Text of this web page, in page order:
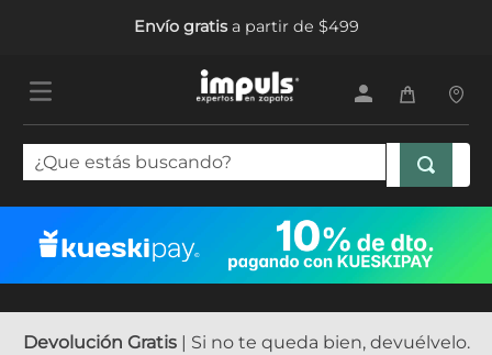
Envío gratisa partir de $499
¿Que estás buscando?
Devolución Gratis| Si no te queda bien, devuélvelo.
1.
tenis mujer
tenis hombre